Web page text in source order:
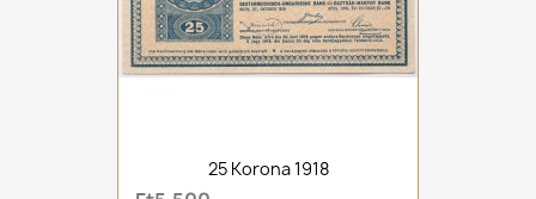
25 Korona 1918